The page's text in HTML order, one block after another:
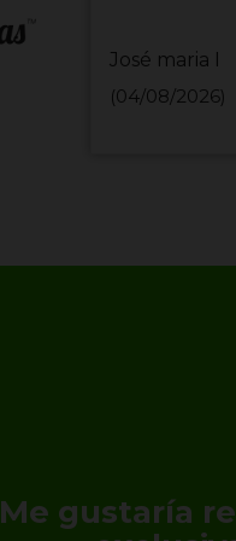
José maria I
(04/08/2026)
Me gustaría